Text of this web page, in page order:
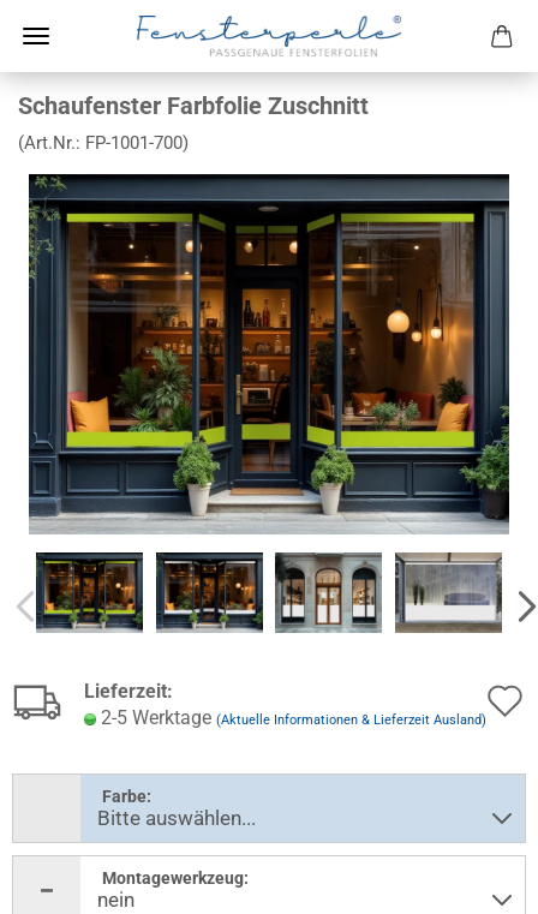
Schaufenster Farbfolie Zuschnitt
(Art.Nr.: FP-1001-700)
Lieferzeit:
2-5 Werktage (Aktuelle Informationen & Lieferzeit Ausland)
Farbe:
Montagewerkzeug: